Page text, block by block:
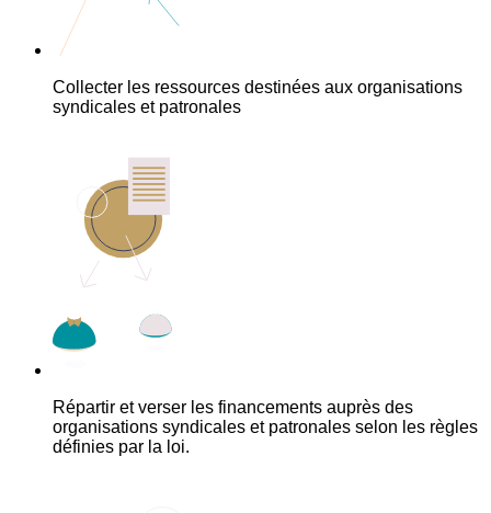
Collecter les ressources destinées aux organisations
syndicales et patronales
Répartir et verser les financements auprès des
organisations syndicales et patronales selon les règles
définies par la loi.